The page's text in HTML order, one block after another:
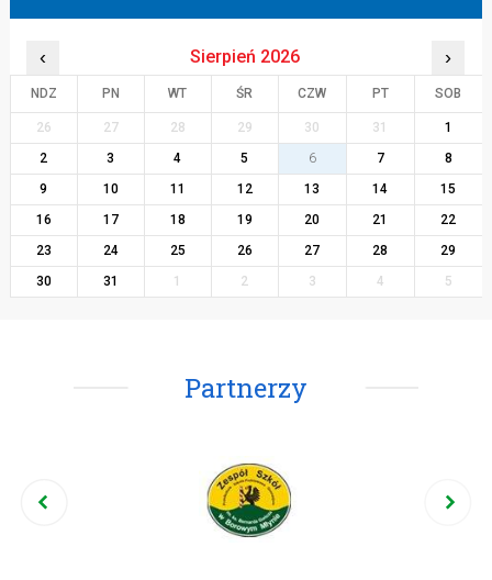
‹ Sierpień 2026 ›
NDZ PN WT ŚR CZW PT SOB
26 27 28 29 30 31
1
2
3 4 5 6 7
8
9
10 11 12 13 14
15
16
17 18 19 20 21
22
23
24 25 26 27 28
29
30
31 1 2 3 4 5
Partnerzy